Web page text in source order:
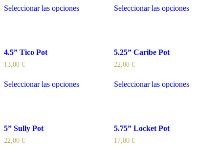
Seleccionar las opciones Seleccionar las opciones
4.5” Tico Pot
13,00 €
Seleccionar las opciones
5.25” Caribe Pot
22,00 €
Seleccionar las opciones
5” Sully Pot
22,00 €
5.75” Locket Pot
17,00 €